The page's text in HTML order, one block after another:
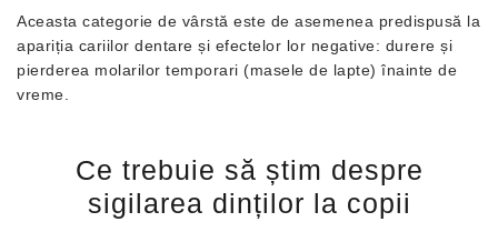
Aceasta categorie de vârstă este de asemenea predispusă la
apariția cariilor dentare și efectelor lor negative: durere și
pierderea molarilor temporari (masele de lapte) înainte de
vreme.
Ce trebuie să știm despre
sigilarea dinților la copii